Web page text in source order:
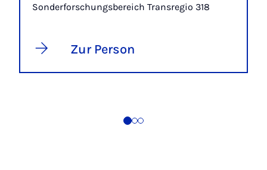
Sonderforschungsbereich Transregio 318
Zur Person